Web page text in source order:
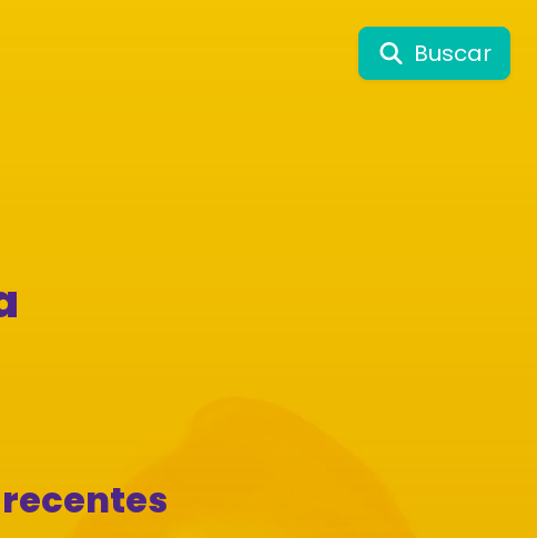
Buscar